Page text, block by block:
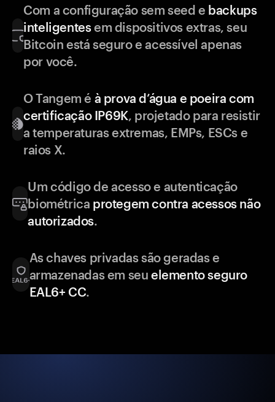
Com a configuração sem seed e backups
inteligentesem dispositivos extras, seu
Bitcoin está seguro e acessível apenas
por você.
O Tangem é à prova d’água e poeira com
certificação IP69K, projetado para resistir
a temperaturas extremas, EMPs, ESCs e
raios X.
Um código de acesso e autenticação
biométrica protegem contra acessos não
autorizados.
As chaves privadas são geradas e
armazenadas em seu elemento seguro
EAL6+ CC.